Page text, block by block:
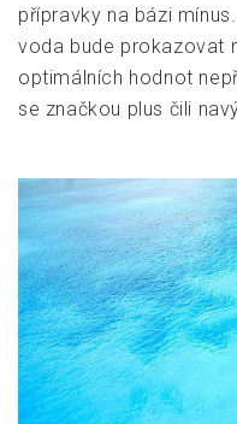
přípravky na bázi
voda bude prokazovat
optimálních hodnot
se značkou plus čili